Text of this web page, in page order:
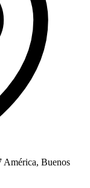
América, Buenos